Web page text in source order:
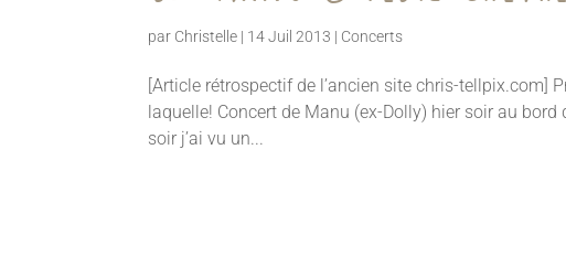
par Christelle | 14 Juil 2013 | Concerts
[Article rétrospectif de l’ancien site chris-tellpix.com]
laquelle! Concert de Manu (ex-Dolly) hier soir au
soir j’ai vu un...